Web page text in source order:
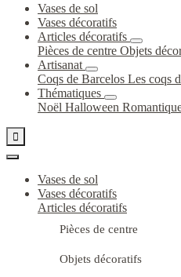
Vases de sol
Vases décoratifs
Articles décoratifs
Pièces de centre Objets
Artisanat
Coqs de Barcelos Les coqs
Thématiques
Noël Halloween

Vases de sol
Vases décoratifs
Articles décoratifs
Pièces de centre
Objets décoratifs